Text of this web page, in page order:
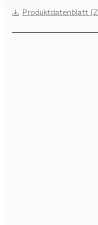
Produktdatenblatt